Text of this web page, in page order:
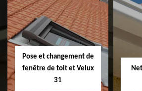
Couvreur 31
Pose et changement de
fenêtre de toit et Velux
31